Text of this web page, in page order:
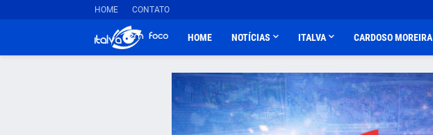
HOME CONTATO
HOME NOTÍCIAS ITALVA CARDOSO MOREIRA